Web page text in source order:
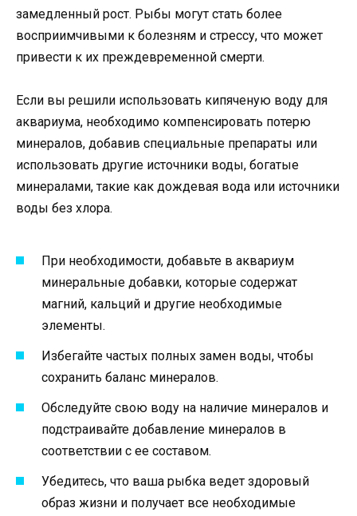
замедленный рост. Рыбы могут стать более
восприимчивыми к болезням и стрессу, что может
привести к их преждевременной смерти.
Если вы решили использовать кипяченую воду для
аквариума, необходимо компенсировать потерю
минералов, добавив специальные препараты или
использовать другие источники воды, богатые
минералами, такие как дождевая вода или источники
воды без хлора.
При необходимости, добавьте в аквариум
минеральные добавки, которые содержат
магний, кальций и другие необходимые
элементы.
Избегайте частых полных замен воды, чтобы
сохранить баланс минералов.
Обследуйте свою воду на наличие минералов и
подстраивайте добавление минералов в
соответствии с ее составом.
Убедитесь, что ваша рыбка ведет здоровый
образ жизни и получает все необходимые